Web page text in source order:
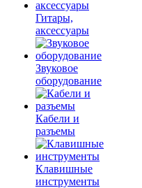
Гитары,
аксессуары
Звуковое
оборудование
Кабели и
разъемы
Клавишные
инструменты